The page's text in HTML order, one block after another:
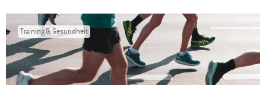
Training & Gesundheit